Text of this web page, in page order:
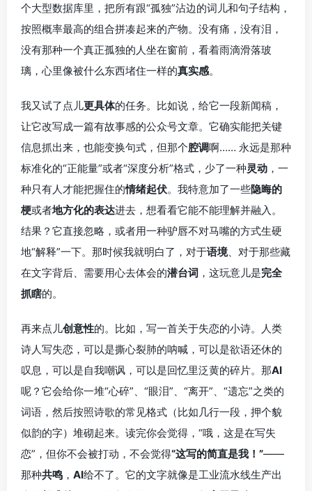
个大型数据库里，把所有跟“孤独”沾边的词儿和句子结构，
按照概率最高的组合拼凑起来的产物。没有痛，没有泪，
没有那种一个真正孤独的人坐在窗前，看着雨滴滑落玻
璃，心里像被什么东西堵住一样的真实感。
我又试了点儿更具体的任务。比如说，给它一段新闻稿，
让它改写成一篇有故事感的公众号文章。它确实能把关键
信息抓出来，也能变换句式，但那个腔调啊…… 永远是那种
标准化的“正能量”或者“深度分析”格式，少了一种灵动 ，一
种只有人才能把握住的情绪起伏。我特意加了一些隐晦的
梗或者地方化的表达进去，想看看它能不能理解并融入。
结果？它直接忽略，或者用一种驴唇不对马嘴的方式生硬
地“解释”一下。那时候我就明白了，对于语境、对于那些藏
在文字背后、需要用心去体会的潜台词 ，这玩意儿是完全
抓瞎的。
再来点儿创意性的。比如，写一首关于失恋的小诗。人类
诗人写失恋，可以是撕心裂肺的呐喊，可以是欲语还休的
叹息，可以是自我嘲讽，可以是回忆里泛黄的碎片。那AI
呢？它会给你一堆“心碎”、“眼泪”、“离开”、“遗忘”之类的
词语，然后按照诗歌的常见格式（比如几行一段，押个貌
似韵的字）堆砌起来。读完你会觉得，“哦，这是在写失
恋”，但你不会被打动，不会觉得“这写的简直是我！”——
那种共鸣 ， AI给不了。它的文字就像是工业流水线生产出